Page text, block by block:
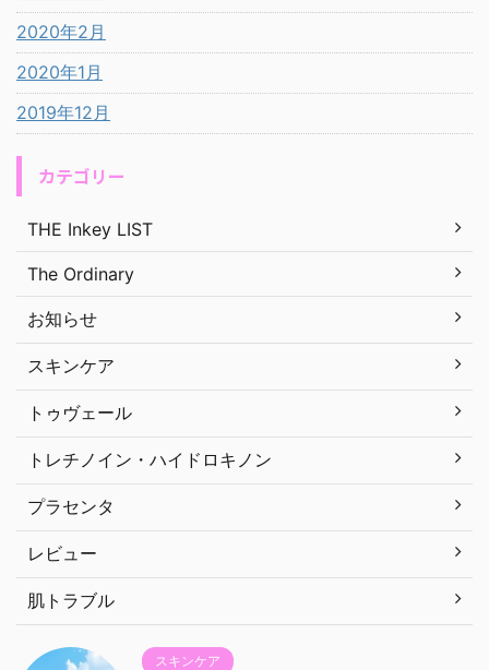
2020年2月
2020年1月
2019年12月
カテゴリー
THE Inkey LIST
The Ordinary
お知らせ
スキンケア
トゥヴェール
トレチノイン・ハイドロキノン
プラセンタ
レビュー
肌トラブル
スキンケア